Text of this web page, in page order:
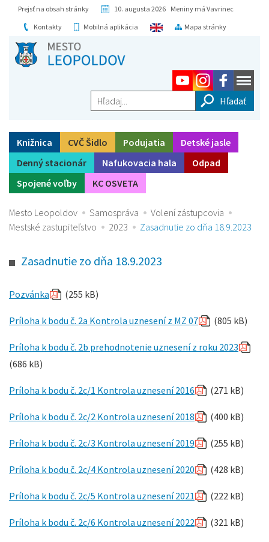
Prejsť na obsah stránky
10. augusta 2026 Meniny má Vavrinec
Kontakty
Mobilná aplikácia Mapa stránky
Hľadaj...
Knižnica CVČ Šidlo Podujatia
Detské jasle
Denný stacionár
Nafukovacia hala
Odpad
Spojené voľby
KC OSVETA
Mesto Leopoldov Samospráva
Volení zástupcovia
Mestské zastupiteľstvo
2023 Zasadnutie zo dňa 18.9.2023
Zasadnutie zo dňa 18.9.2023
Pozvánka (255 kB)
Príloha k bodu č. 2a Kontrola uznesení z MZ 07 (805 kB)
Príloha k bodu č. 2b prehodnotenie uznesení z roku 2023
(686 kB)
Príloha k bodu č. 2c/1 Kontrola uznesení 2016 (271 kB)
Príloha k bodu č. 2c/2 Kontrola uznesení 2018 (400 kB)
Príloha k bodu č. 2c/3 Kontrola uznesení 2019 (255 kB)
Príloha k bodu č. 2c/4 Kontrola uznesení 2020 (428 kB)
Príloha k bodu č. 2c/5 Kontrola uznesení 2021 (222 kB)
Príloha k bodu č. 2c/6 Kontrola uznesení 2022 (321 kB)